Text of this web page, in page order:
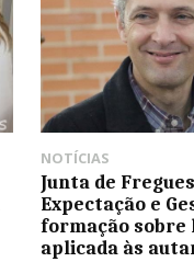
NOTÍCIAS
Junta de
Expectação e
formação sobre
aplicada às